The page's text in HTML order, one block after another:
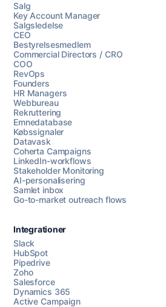
Chat med os
Salg
Key Account Manager
Salgsledelse
CEO
Bestyrelsesmedlem
Commercial Directors / CRO
COO
RevOps
Founders
HR Managers
Webbureau
Rekruttering
Emnedatabase
Købssignaler
Datavask
Coherta Campaigns
LinkedIn-workflows
Stakeholder Monitoring
AI-personalisering
Samlet inbox
Go-to-market outreach flows
Integrationer
Slack
HubSpot
Pipedrive
Zoho
Salesforce
Dynamics 365
Active Campaign